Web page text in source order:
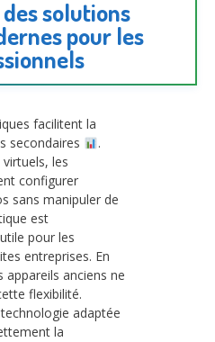
solutions
pour les
facilitent la
secondaires
.
les
configurer
sans manipuler de
est
pour les
entreprises. En
appareils anciens ne
flexibilité.
technologie adaptée
la